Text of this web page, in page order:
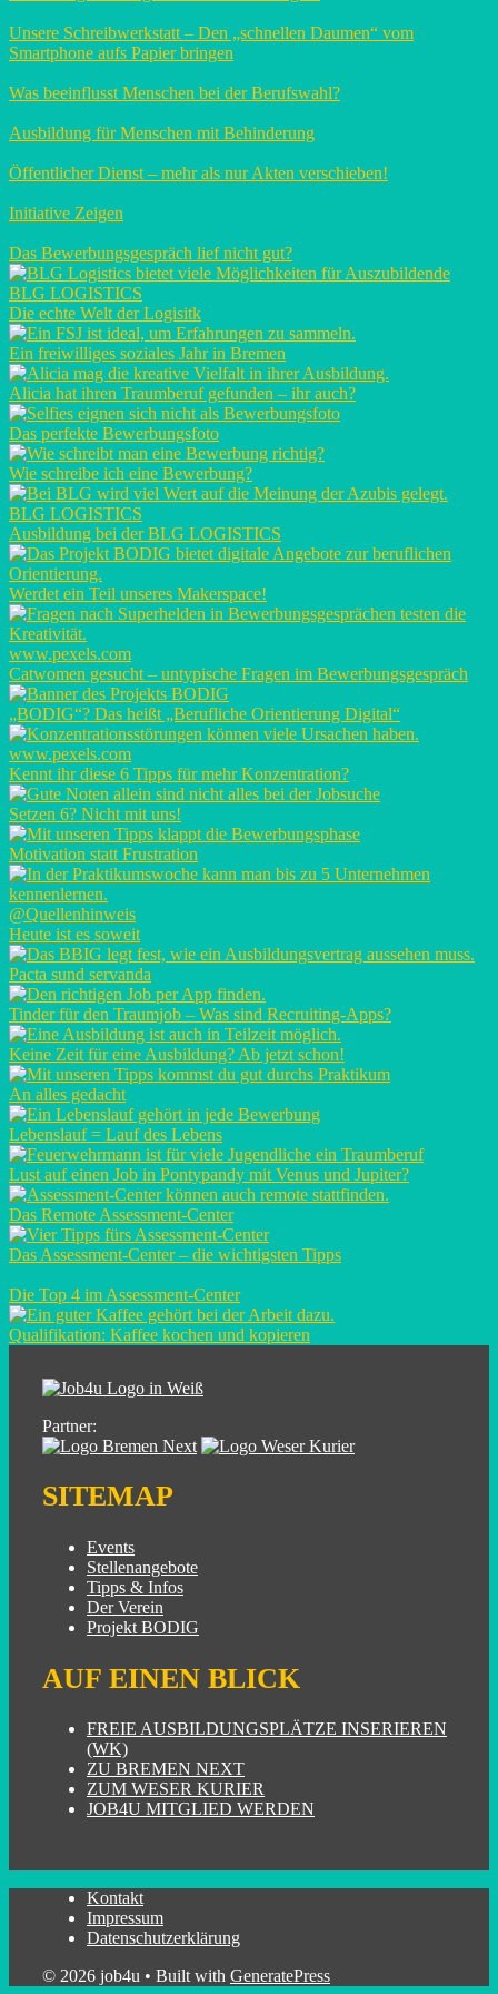
Unsere Schreibwerkstatt – Den „schnellen Daumen“ vom
Smartphone aufs Papier bringen
Was beeinflusst Menschen bei der Berufswahl?
Ausbildung für Menschen mit Behinderung
Öffentlicher Dienst – mehr als nur Akten verschieben!
Initiative Zeigen
Das Bewerbungsgespräch lief nicht gut?
BLG LOGISTICS
Die echte Welt der Logisitk
Ein freiwilliges soziales Jahr in Bremen
Alicia hat ihren Traumberuf gefunden – ihr auch?
Das perfekte Bewerbungsfoto
Wie schreibe ich eine Bewerbung?
BLG LOGISTICS
Ausbildung bei der BLG LOGISTICS
Werdet ein Teil unseres Makerspace!
www.pexels.com
Catwomen gesucht – untypische Fragen im Bewerbungsgespräch
„BODIG“? Das heißt „Berufliche Orientierung Digital“
www.pexels.com
Kennt ihr diese 6 Tipps für mehr Konzentration?
Setzen 6? Nicht mit uns!
Motivation statt Frustration
@Quellenhinweis
Heute ist es soweit
Pacta sund servanda
Tinder für den Traumjob – Was sind Recruiting-Apps?
Keine Zeit für eine Ausbildung? Ab jetzt schon!
An alles gedacht
Lebenslauf = Lauf des Lebens
Lust auf einen Job in Pontypandy mit Venus und Jupiter?
Das Remote Assessment-Center
Das Assessment-Center – die wichtigsten Tipps
Die Top 4 im Assessment-Center
Qualifikation: Kaffee kochen und kopieren
Partner:
SITEMAP
Events
Stellenangebote
Tipps & Infos
Der Verein
Projekt BODIG
AUF EINEN BLICK
FREIE AUSBILDUNGSPLÄTZE INSERIEREN
(WK)
ZU BREMEN NEXT
ZUM WESER KURIER
JOB4U MITGLIED WERDEN
Kontakt
Impressum
Datenschutzerklärung
© 2026 job4u • Built with GeneratePress